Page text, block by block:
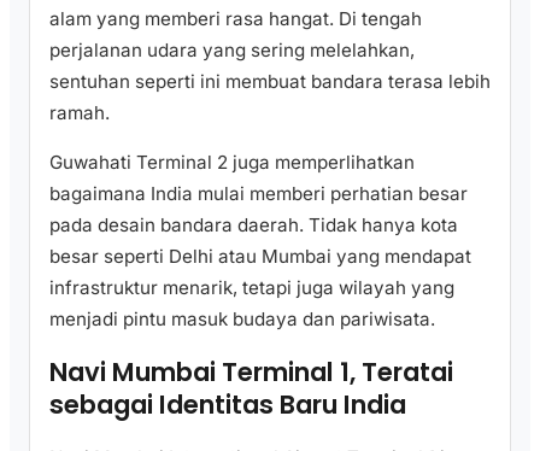
alam yang memberi rasa hangat. Di tengah
perjalanan udara yang sering melelahkan,
sentuhan seperti ini membuat bandara terasa lebih
ramah.
Guwahati Terminal 2 juga memperlihatkan
bagaimana India mulai memberi perhatian besar
pada desain bandara daerah. Tidak hanya kota
besar seperti Delhi atau Mumbai yang mendapat
infrastruktur menarik, tetapi juga wilayah yang
menjadi pintu masuk budaya dan pariwisata.
Navi Mumbai Terminal 1, Teratai
sebagai Identitas Baru India